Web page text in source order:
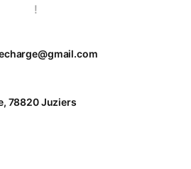
!
78820 Juziers